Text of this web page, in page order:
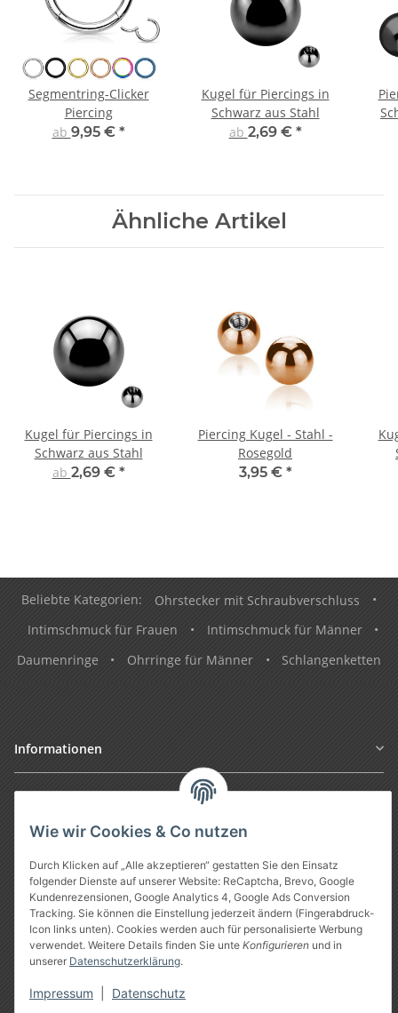
Wie wir Cookies & Co nutzen
Durch Klicken auf „Alle akzeptieren“ gestatten Sie den Einsatz
folgender Dienste auf unserer Website: ReCaptcha, Brevo, Google
Kundenrezensionen, Google Analytics 4, Google Ads Conversion
Tracking. Sie können die Einstellung jederzeit ändern (Fingerabdruck-
Icon links unten). Cookies werden auch für personalisierte Werbung
verwendet. Weitere Details finden Sie unte Konfigurieren und in
unserer Datenschutzerklärung.
Impressum Datenschutz
Segmentring-Clicker
Piercing
ab 9,95 € *
Kugel für Piercings in
Schwarz aus Stahl
ab 2,69 € *
Ähnliche Artikel
Kugel für Piercings in
Schwarz aus Stahl
ab 2,69 € *
Piercing Kugel - Stahl -
Rosegold
3,95 € *
Beliebte Kategorien: Ohrstecker mit Schraubverschluss
•
Intimschmuck für Frauen
• Intimschmuck für Männer
•
Daumenringe
• Ohrringe für Männer • Schlangenketten
Informationen
Gesetzliche Informationen
Vertrag widerrufen